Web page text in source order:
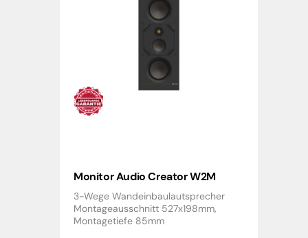
Monitor Audio Creator W2M
3-Wege Wandeinbaulautsprecher
Montageausschnitt 527x198mm,
Montagetiefe 85mm